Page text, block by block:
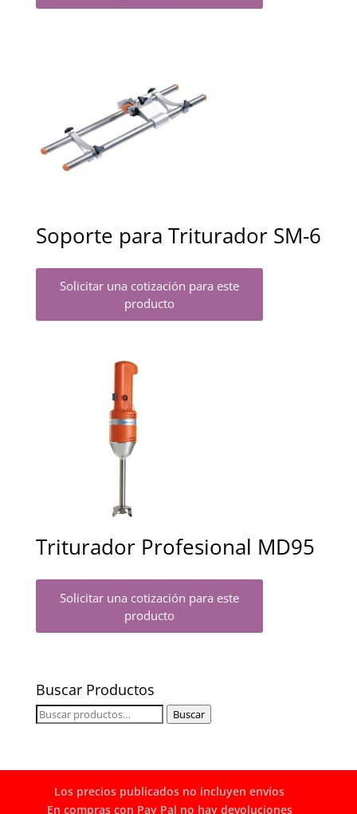
Soporte para Triturador SM-6
Solicitar una cotización para este
producto
Triturador Profesional MD95
Solicitar una cotización para este
producto
Buscar Productos
Buscar
Buscar
Los precios publicados no incluyen envíos
En compras con Pay Pal no hay devoluciones